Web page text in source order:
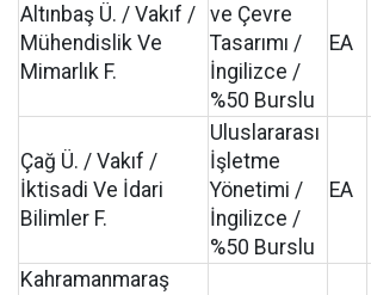
Altınbaş Ü. / Vakıf /
Mühendislik Ve
Mimarlık F.
ve Çevre
Tasarımı /
İngilizce /
%50 Burslu
EA
Çağ Ü. / Vakıf /
İktisadi Ve İdari
Bilimler F.
Uluslararası
İşletme
Yönetimi /
İngilizce /
%50 Burslu
EA
Kahramanmaraş